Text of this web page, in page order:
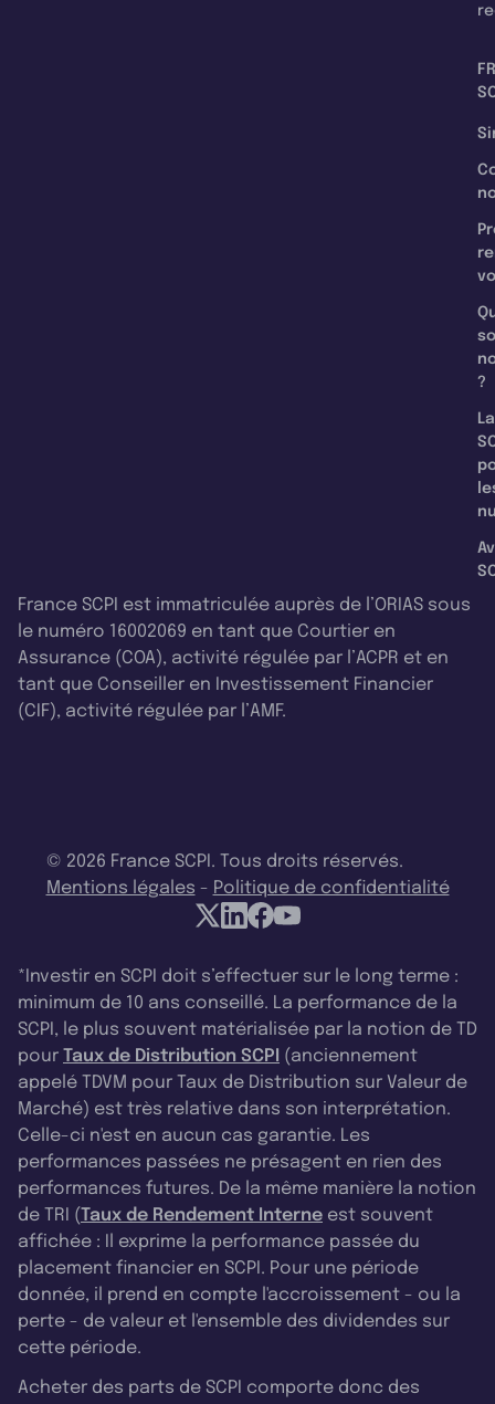
?
La
France SCPI est immatriculée auprès de l’ORIAS sous
le numéro 16002069 en tant que Courtier en
Assurance (COA), activité régulée par l’ACPR et en
tant que Conseiller en Investissement Financier
(CIF), activité régulée par l’AMF.
© 2026 France SCPI. Tous droits réservés.
Mentions légales - Politique de confidentialité
*Investir en SCPI doit s’effectuer sur le long terme :
minimum de 10 ans conseillé. La performance de la
SCPI, le plus souvent matérialisée par la notion de TD
pour Taux de Distribution SCPI (anciennement
appelé TDVM pour Taux de Distribution sur Valeur de
Marché) est très relative dans son interprétation.
Celle-ci n'est en aucun cas garantie. Les
performances passées ne présagent en rien des
performances futures. De la même manière la notion
de TRI (Taux de Rendement Interne est souvent
affichée : Il exprime la performance passée du
placement financier en SCPI. Pour une période
donnée, il prend en compte l'accroissement - ou la
perte - de valeur et l'ensemble des dividendes sur
cette période.
Acheter des parts de SCPI comporte donc des